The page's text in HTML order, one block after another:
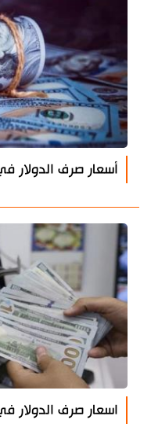
أسعار صرف الدولار
اسعار صرف الدولار